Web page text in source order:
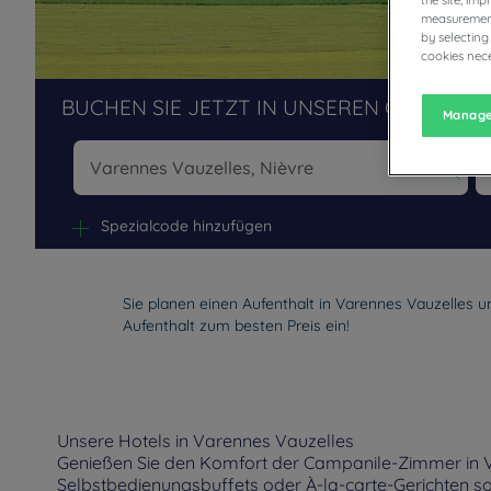
BUCHEN SIE JETZT IN UNSEREN
Spezialcode hinzufügen
Sie planen einen Aufenthalt in Varennes Vauzelles
Aufenthalt zum besten Preis ein!
Unsere Hotels in Varennes Vauzelles
Genießen Sie den Komfort der Campanile-Zimmer
Selbstbedienungsbuffets oder À-la-carte-Gerichten
by
cookies